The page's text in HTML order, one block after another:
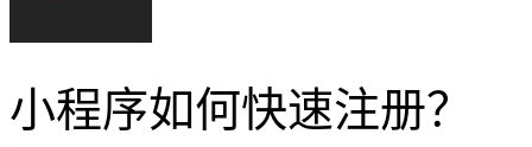
小程序如何快速注册？